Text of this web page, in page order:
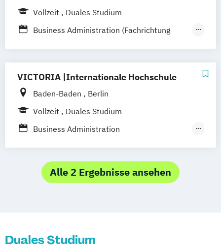
Vollzeit
Duales Studium
Business Administration (Fachrichtung
Hotel- und Tourismusmanagement)
VICTORIA |Internationale Hochschule
Baden-Baden
Berlin
Vollzeit
Duales Studium
Business Administration
Tourismusmanagement
Alle 2 Ergebnisse ansehen
Duales Studium